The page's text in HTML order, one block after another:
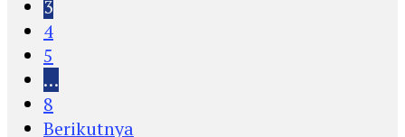
3
4
5
…
8
Berikutnya